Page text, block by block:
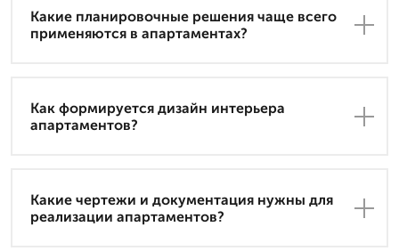
Какие планировочные решения чаще всего
применяются в апартаментах?
Как формируется дизайн интерьера
апартаментов?
Какие чертежи и документация нужны для
реализации апартаментов?